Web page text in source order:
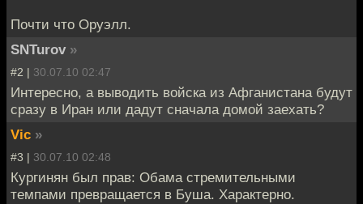
Почти что Оруэлл.
SNTurov »
#2 | 30.07.10 02:47
Интересно, а выводить войска из Афганистана будут
сразу в Иран или дадут сначала домой заехать?
Vic »
#3 | 30.07.10 02:48
Кургинян был прав: Обама стремительными
темпами превращается в Буша. Характерно.